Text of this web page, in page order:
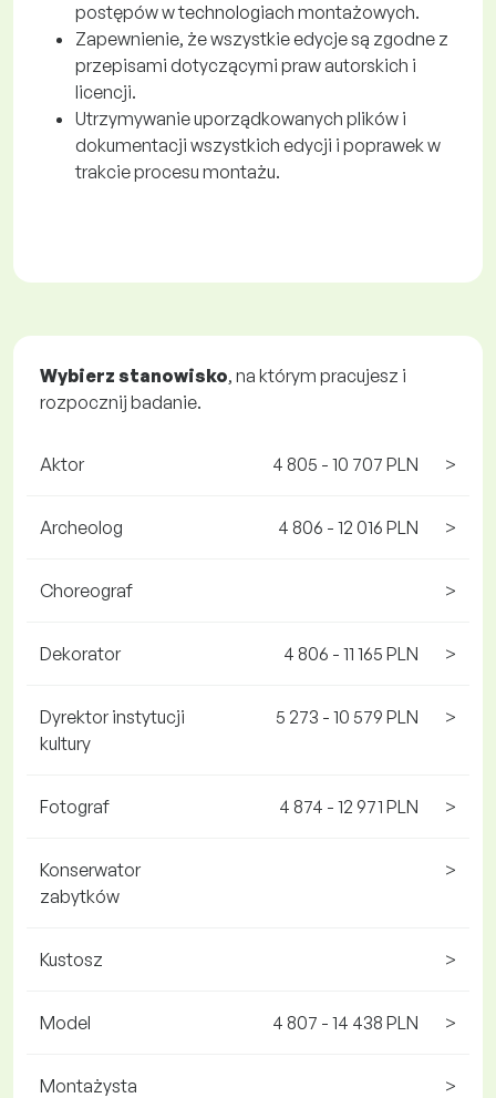
postępów w technologiach montażowych.
Zapewnienie, że wszystkie edycje są zgodne z
przepisami dotyczącymi praw autorskich i
licencji.
Utrzymywanie uporządkowanych plików i
dokumentacji wszystkich edycji i poprawek w
trakcie procesu montażu.
Wybierz stanowisko, na którym pracujesz i
rozpocznij badanie.
Aktor 4 805 - 10 707 PLN >
Archeolog 4 806 - 12 016 PLN >
Choreograf >
Dekorator 4 806 - 11 165 PLN >
Dyrektor instytucji
kultury
5 273 - 10 579 PLN >
Fotograf 4 874 - 12 971 PLN >
Konserwator
zabytków
>
Kustosz >
Model 4 807 - 14 438 PLN >
Montażysta >